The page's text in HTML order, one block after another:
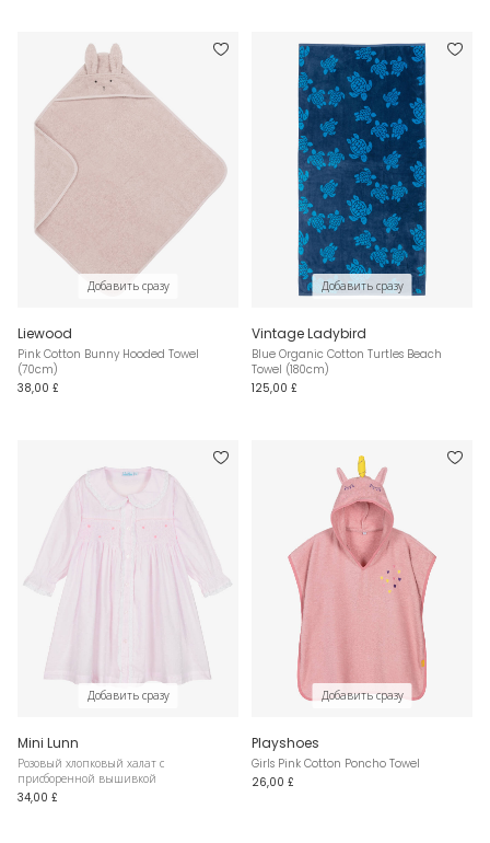
Добавить сразу
Liewood
Pink Cotton Bunny Hooded Towel
(70cm)
38,00 £
Добавить сразу
Vintage Ladybird
Blue Organic Cotton Turtles Beach
Towel (180cm)
125,00 £
Добавить сразу
Mini Lunn
Розовый хлопковый халат с
присборенной вышивкой
34,00 £
Добавить сразу
Playshoes
Girls Pink Cotton Poncho Towel
26,00 £